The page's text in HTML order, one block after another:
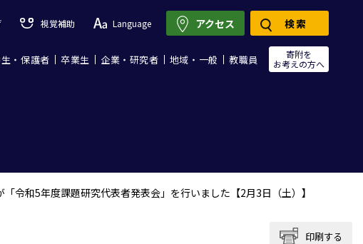
視覚補助 Language
・保護者 卒業生 企業・研究者 地域・一般 教職員
寄附を
お考えの方へ
アクセス 検索
令和5年度課題研究代表者発表会」を行いました【2月3日（土）】
印刷する